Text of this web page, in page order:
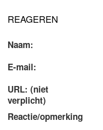
REAGEREN
Naam:
E-mail:
URL: (niet
verplicht)
Reactie/opmerking